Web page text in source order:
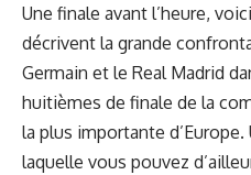
Une finale avant l’heure,
décrivent la grande
Germain et le Real Madrid
huitièmes de finale de la
la plus importante
laquelle vous pouvez